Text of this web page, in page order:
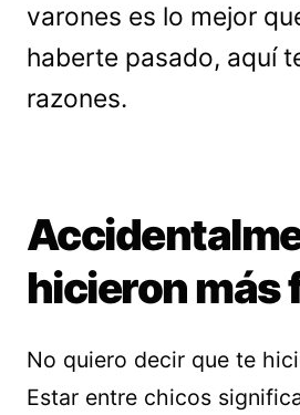
varones es lo mejor
haberte pasado, aquí
razones.
hicieron más
No quiero decir que te
Estar entre chicos